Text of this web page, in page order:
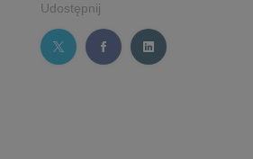
Udostępnij